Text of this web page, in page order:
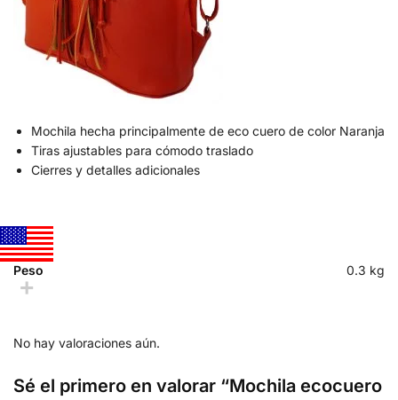
Mochila hecha principalmente de eco cuero de color Naranja
Tiras ajustables para cómodo traslado
Cierres y detalles adicionales
Peso 0.3 kg
No hay valoraciones aún.
Sé el primero en valorar “Mochila ecocuero